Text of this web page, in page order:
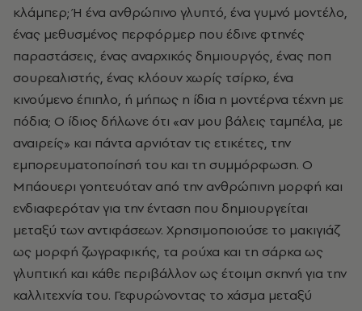
κλάμπερ; Ή ένα ανθρώπινο γλυπτό, ένα γυμνό μοντέλο,
ένας μεθυσμένος περφόρμερ που έδινε φτηνές
παραστάσεις, ένας αναρχικός δημιουργός, ένας ποπ
σουρεαλιστής, ένας κλόουν χωρίς τσίρκο, ένα
κινούμενο έπιπλο, ή μήπως η ίδια η μοντέρνα τέχνη με
πόδια; Ο ίδιος δήλωνε ότι «αν μου βάλεις ταμπέλα, με
αναιρείς» και πάντα αρνιόταν τις ετικέτες, την
εμπορευματοποίησή του και τη συμμόρφωση. Ο
Μπάουερι γοητευόταν από την ανθρώπινη μορφή και
ενδιαφερόταν για την ένταση που δημιουργείται
μεταξύ των αντιφάσεων. Χρησιμοποιούσε το μακιγιάζ
ως μορφή ζωγραφικής, τα ρούχα και τη σάρκα ως
γλυπτική και κάθε περιβάλλον ως έτοιμη σκηνή για την
καλλιτεχνία του. Γεφυρώνοντας το χάσμα μεταξύ